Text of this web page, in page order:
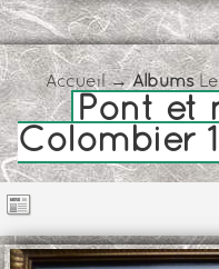
Accueil→ Albums
Pont et
Colombier